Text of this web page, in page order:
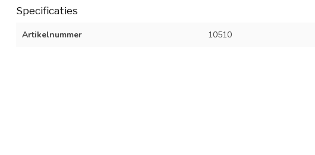
Specificaties
Artikelnummer 10510